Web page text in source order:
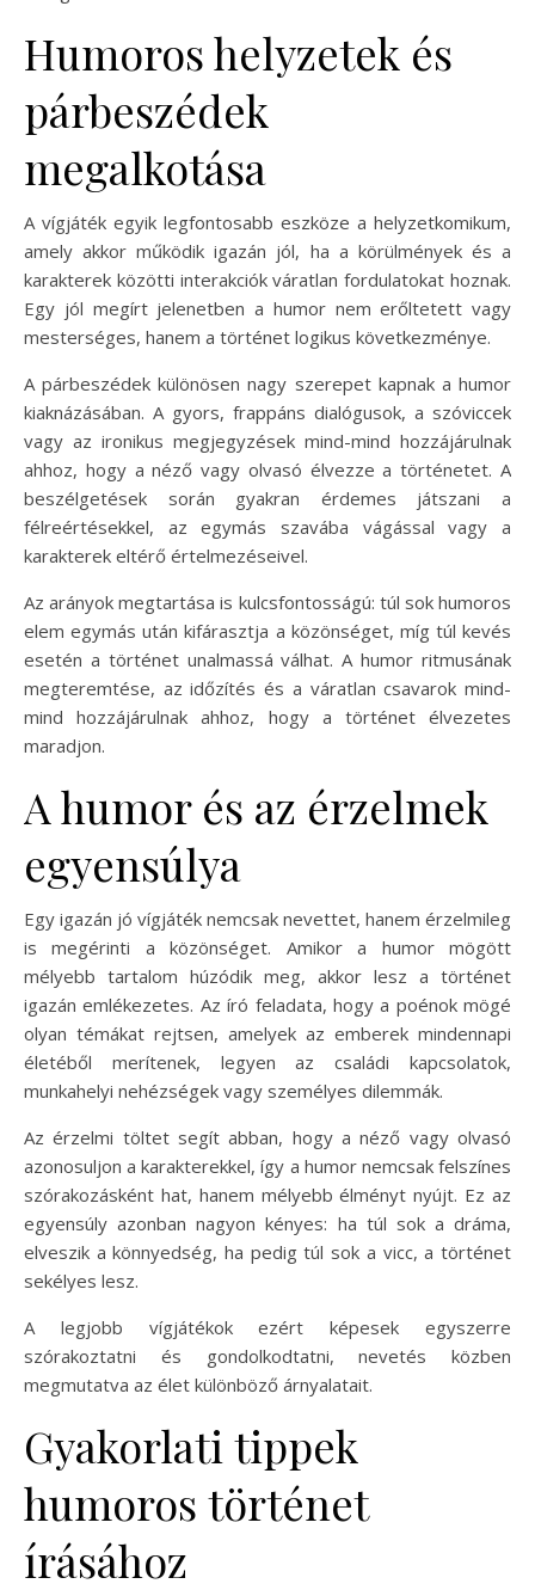
Humoros helyzetek és
párbeszédek
megalkotása
A vígjáték egyik legfontosabb eszköze a helyzetkomikum,
amely akkor működik igazán jól, ha a körülmények és a
karakterek közötti interakciók váratlan fordulatokat hoznak.
Egy jól megírt jelenetben a humor nem erőltetett vagy
mesterséges, hanem a történet logikus következménye.
A párbeszédek különösen nagy szerepet kapnak a humor
kiaknázásában. A gyors, frappáns dialógusok, a szóviccek
vagy az ironikus megjegyzések mind-mind hozzájárulnak
ahhoz, hogy a néző vagy olvasó élvezze a történetet. A
beszélgetések során gyakran érdemes játszani a
félreértésekkel, az egymás szavába vágással vagy a
karakterek eltérő értelmezéseivel.
Az arányok megtartása is kulcsfontosságú: túl sok humoros
elem egymás után kifárasztja a közönséget, míg túl kevés
esetén a történet unalmassá válhat. A humor ritmusának
megteremtése, az időzítés és a váratlan csavarok mind-
mind hozzájárulnak ahhoz, hogy a történet élvezetes
maradjon.
A humor és az érzelmek
egyensúlya
Egy igazán jó vígjáték nemcsak nevettet, hanem érzelmileg
is megérinti a közönséget. Amikor a humor mögött
mélyebb tartalom húzódik meg, akkor lesz a történet
igazán emlékezetes. Az író feladata, hogy a poénok mögé
olyan témákat rejtsen, amelyek az emberek mindennapi
életéből merítenek, legyen az családi kapcsolatok,
munkahelyi nehézségek vagy személyes dilemmák.
Az érzelmi töltet segít abban, hogy a néző vagy olvasó
azonosuljon a karakterekkel, így a humor nemcsak felszínes
szórakozásként hat, hanem mélyebb élményt nyújt. Ez az
egyensúly azonban nagyon kényes: ha túl sok a dráma,
elveszik a könnyedség, ha pedig túl sok a vicc, a történet
sekélyes lesz.
A legjobb vígjátékok ezért képesek egyszerre
szórakoztatni és gondolkodtatni, nevetés közben
megmutatva az élet különböző árnyalatait.
Gyakorlati tippek
humoros történet
írásához